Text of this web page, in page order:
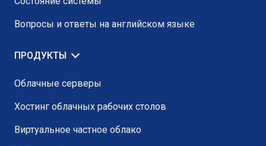
Вопросы и ответы на английском языке
ПРОДУКТЫ
Облачные серверы
Хостинг облачных рабочих столов
Виртуальное частное облако